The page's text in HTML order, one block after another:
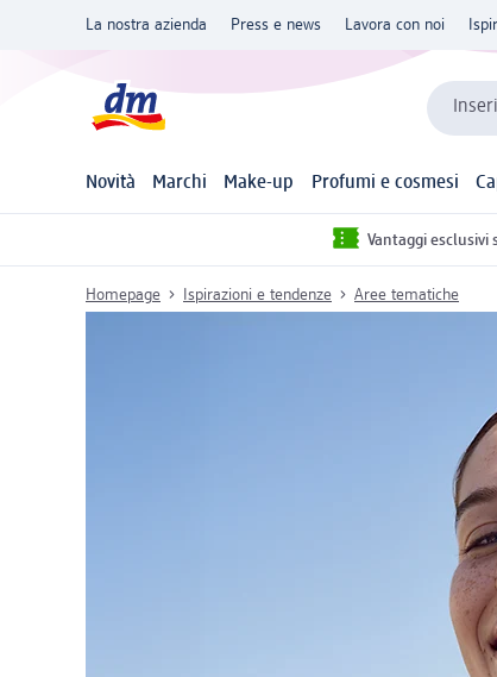
La nostra azienda Press e news Lavora con noi
Novità Marchi Make-up Profumi e cosmesi
Vantaggi esclusivi
Homepage Ispirazioni e tendenze Aree tematiche